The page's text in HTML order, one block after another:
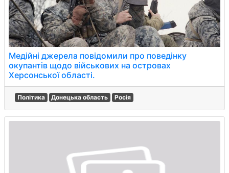
Медійні джерела повідомили про поведінку
окупантів щодо військових на островах
Херсонської області.
Політика Донецька область Росія